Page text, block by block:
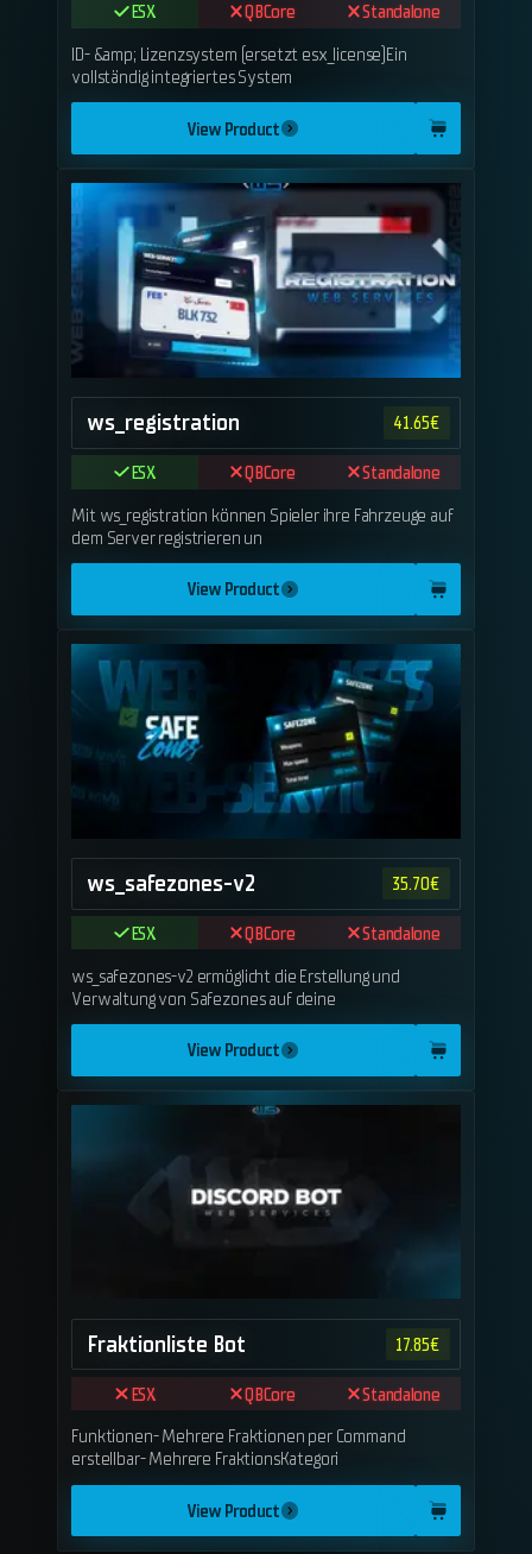
ESX QBCore
Standalone
ID- &amp; Lizenzsystem (ersetzt esx_license)Ein
vollständig integriertes System
View Product
ws_registration 41.65€
ESX QBCore
Standalone
Mit ws_registration können Spieler ihre Fahrzeuge auf
dem Server registrieren un
View Product
ws_safezones-v2 35.70€
ESX QBCore
Standalone
ws_safezones-v2 ermöglicht die Erstellung und
Verwaltung von Safezones auf deine
View Product
Fraktionliste Bot 17.85€
ESX QBCore
Standalone
Funktionen- Mehrere Fraktionen per Command
erstellbar- Mehrere FraktionsKategori
View Product